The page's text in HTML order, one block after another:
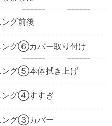
グ前後
ング⑥カバー取り付け
ング⑤本体拭き上げ
ング④すすぎ
ング③カバー